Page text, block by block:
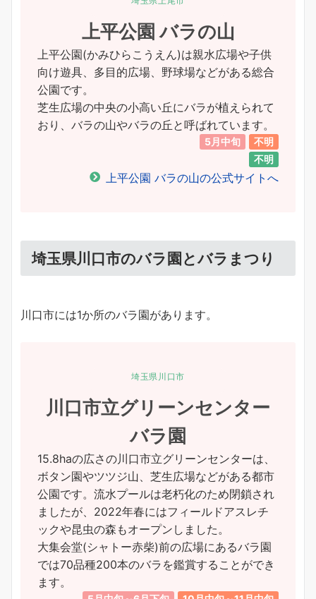
上平公園 バラの山
上平公園(かみひらこうえん)は親水広場や子供
向け遊具、多目的広場、野球場などがある総合
公園です。
芝生広場の中央の小高い丘にバラが植えられて
おり、バラの山やバラの丘と呼ばれています。
5月中旬
不明
不明
上平公園 バラの山の公式サイトへ
埼玉県川口市のバラ園とバラまつり
川口市には1か所のバラ園があります。
埼玉県川口市
川口市立グリーンセンター
バラ園
15.8haの広さの川口市立グリーンセンターは、
ボタン園やツツジ山、芝生広場などがある都市
公園です。流水プールは老朽化のため閉鎖され
ましたが、2022年春にはフィールドアスレチ
ックや昆虫の森もオープンしました。
大集会堂(シャトー赤柴)前の広場にあるバラ園
では70品種200本のバラを鑑賞することができ
ます。